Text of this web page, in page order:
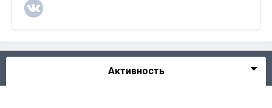
Активность